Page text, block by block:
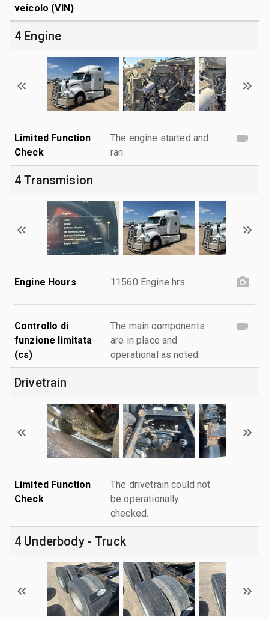
veicolo (VIN)
4 Engine
Limited Function
Check
The engine started and
ran.
4 Transmision
Engine Hours 11560 Engine hrs
Controllo di
funzione limitata
(cs)
The main components
are in place and
operational as noted.
Drivetrain
Limited Function
Check
The drivetrain could not
be operationally
checked.
4 Underbody - Truck